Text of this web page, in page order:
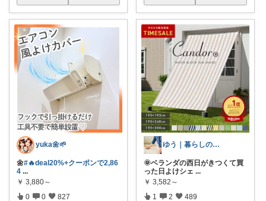
yuka🌼🌱‬‪
🌼#🔥deal20%+クーポンで2,86
4 ...
￥ 3,880～
0 0 827
ゆう｜暮らしのお得術
🌞ベランダの西日がきつくて買
った日よけシェ ...
￥ 3,582～
1 2 489